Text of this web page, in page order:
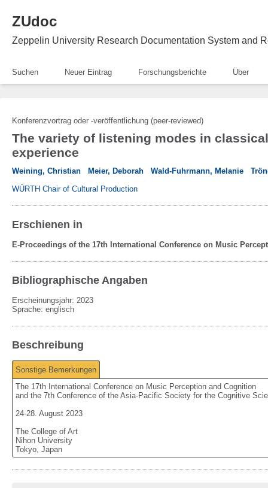
ZUdoc
Zeppelin University Research Documentation System and
Suchen Neuer Eintrag Forschungsberichte Über
Konferenzvortrag oder -veröffentlichung (peer-reviewed)
The variety of listening modes in
experience
Weining, Christian Meier, Deborah Wald-Fuhrmann, Melanie
WÜRTH Chair of Cultural Production
Erschienen in
E-Proceedings of the 17th International Conference on Music
Bibliographische Angaben
Erscheinungsjahr: 2023
Sprache: englisch
Beschreibung
Sonstige Bemerkungen
The 17th International Conference on Music Perception and Cognition
and the 7th Conference of the Asia-Pacific Society for the Cognitive
24-28. August 2023
The College of Art
Nihon University
Tokyo, Japan